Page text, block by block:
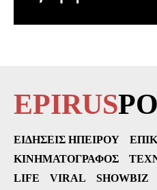
EPIRUS
ΕΙΔΉΣΕΙΣ ΗΠΕΊΡΟΥ
ΚΙΝΗΜΑΤΟΓΡΆΦΟΣ
LIFE
VIRAL SHOWBIZ